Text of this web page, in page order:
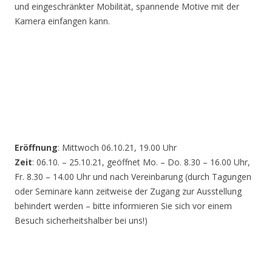
und eingeschränkter Mobilität, spannende Motive mit der
Kamera einfangen kann.
Eröffnung: Mittwoch 06.10.21, 19.00 Uhr
Zeit: 06.10. – 25.10.21, geöffnet Mo. – Do. 8.30 – 16.00 Uhr,
Fr. 8.30 – 14.00 Uhr und nach Vereinbarung (durch Tagungen
oder Seminare kann zeitweise der Zugang zur Ausstellung
behindert werden – bitte informieren Sie sich vor einem
Besuch sicherheitshalber bei uns!)